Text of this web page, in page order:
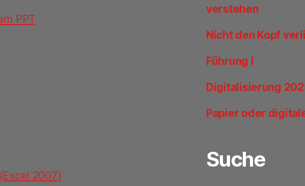
PPT
2007)
verstehen
Nicht den Kopf
Führung I
Digitalisierung
Papier oder
Suche